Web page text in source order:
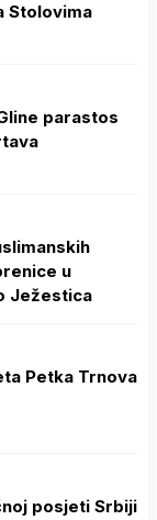
Stolovima
parastos
u
Јežestica
Petka Trnova
posjeti Srbiji